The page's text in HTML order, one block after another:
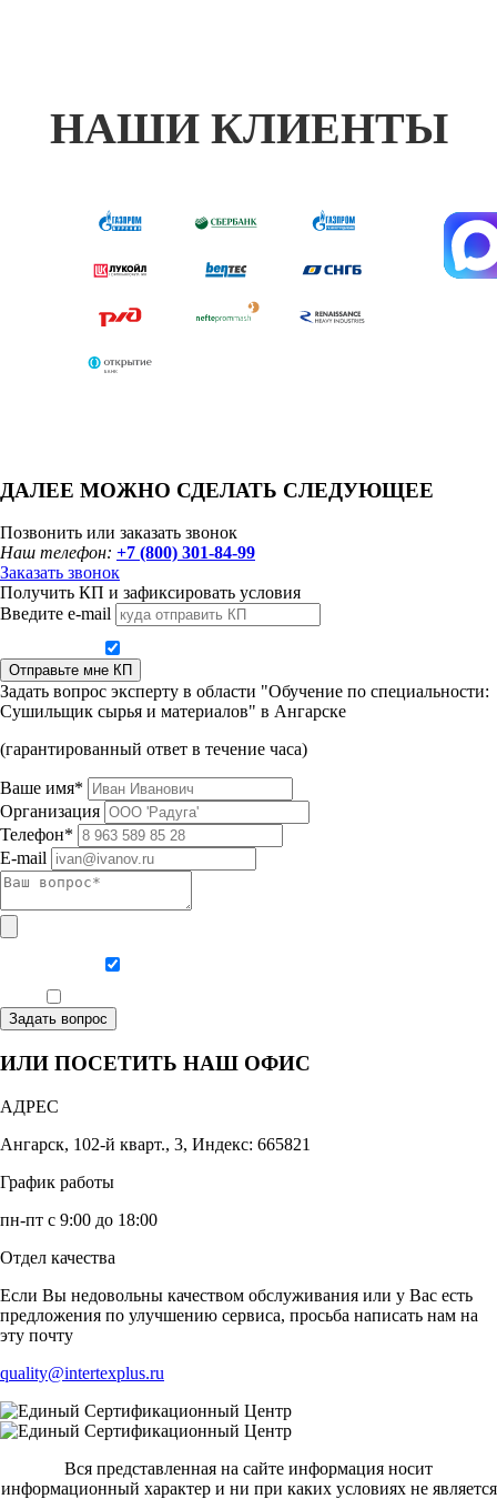
НАШИ КЛИЕНТЫ
ДАЛЕЕ МОЖНО СДЕЛАТЬ СЛЕДУЮЩЕЕ
Позвонить или заказать звонок
Наш телефон: +7 (800) 301-84-99
Заказать звонок
Получить КП и зафиксировать условия
Введите e-mail
Отправьте мне КП
Задать вопрос эксперту в области "Обучение по специальности:
Сушильщик сырья и материалов" в Ангарске
(гарантированный ответ в течение часа)
Ваше имя*
Организация
Телефон*
E-mail
Задать вопрос
ИЛИ ПОСЕТИТЬ НАШ ОФИС
АДРЕС
Ангарск, 102-й кварт., 3, Индекс: 665821
График работы
пн-пт с 9:00 до 18:00
Отдел качества
Если Вы недовольны качеством обслуживания или у Вас есть
предложения по улучшению сервиса, просьба написать нам на
эту почту
quality@intertexplus.ru
Вся представленная на сайте информация носит
информационный характер и ни при каких условиях не является